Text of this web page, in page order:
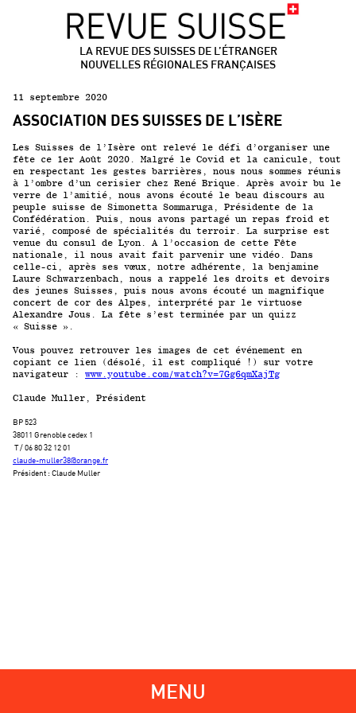
LA REVUE DES SUISSES DE L’ÉTRANGER
NOUVELLES RÉGIONALES FRANÇAISES
11 septembre 2020
ASSOCIATION DES SUISSES DE L’ISÈRE
Les Suisses de l’Isère ont relevé le défi d’organiser une
fête ce 1er Août 2020. Malgré le Covid et la canicule, tout
en respectant les gestes barrières, nous nous sommes réunis
à l’ombre d’un cerisier chez René Brique. Après avoir bu le
verre de l’amitié, nous avons écouté le beau discours au
peuple suisse de Simonetta Sommaruga, Présidente de la
Confédération. Puis, nous avons partagé un repas froid et
varié, composé de spécialités du terroir. La surprise est
venue du consul de Lyon. A l’occasion de cette Fête
nationale, il nous avait fait parvenir une vidéo. Dans
celle-ci, après ses vœux, notre adhérente, la benjamine
Laure Schwarzenbach, nous a rappelé les droits et devoirs
des jeunes Suisses, puis nous avons écouté un magnifique
concert de cor des Alpes, interprété par le virtuose
Alexandre Jous. La fête s’est terminée par un quizz
« Suisse ».
Vous pouvez retrouver les images de cet événement en
copiant ce lien (désolé, il est compliqué !) sur votre
navigateur : www.youtube.com/watch?v=7Gg6qmXajTg
Claude Muller, Président
BP 523
38011 Grenoble cedex 1
T / 06 80 32 12 01
claude-muller38@orange.fr
Président : Claude Muller
MENU